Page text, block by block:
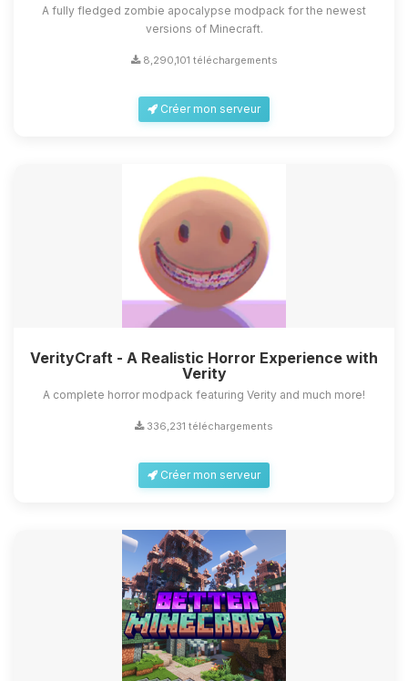
A fully fledged zombie apocalypse modpack for the newest
versions of Minecraft.
8,290,101 téléchargements
Créer mon serveur
VerityCraft - A Realistic Horror Experience with
Verity
A complete horror modpack featuring Verity and much more!
336,231 téléchargements
Créer mon serveur